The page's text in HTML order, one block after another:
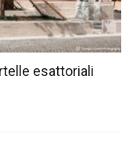
esattoriali